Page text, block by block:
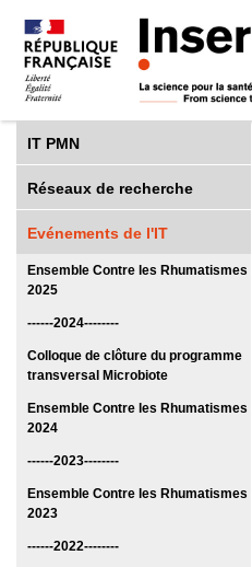
IT PMN
Réseaux de recherche
Evénements de l'IT
Ensemble Contre les Rhumatismes
2025
------2024--------
Colloque de clôture du programme
transversal Microbiote
Ensemble Contre les Rhumatismes
2024
------2023--------
Ensemble Contre les Rhumatismes
2023
------2022--------